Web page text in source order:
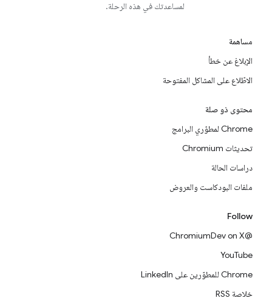
لمساعدتك في هذه الرحلة.
مساهمة
الإبلاغ عن خطأ
الاطّلاع على المشاكل المفتوحة
محتوى ذو صلة
Chrome لمطوّري البرامج
تحديثات Chromium
دراسات الحالة
ملفات البودكاست والعروض
Follow
@ChromiumDev on X
YouTube
Chrome للمطوّرين على LinkedIn
خلاصة RSS